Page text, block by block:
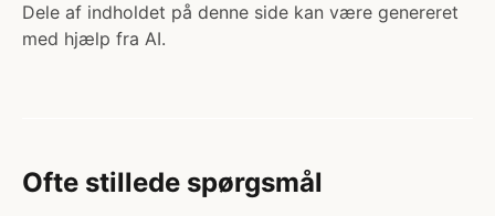
Dele af indholdet på denne side kan være genereret
med hjælp fra AI.
Ofte stillede spørgsmål